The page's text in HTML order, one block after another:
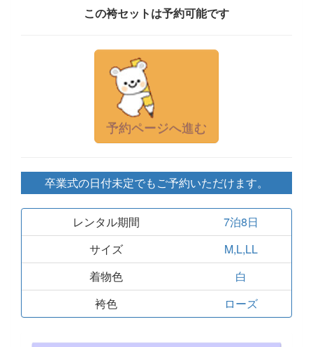
この袴セットは予約可能です
予約ページへ進む
卒業式の日付未定でもご予約いただけます。
レンタル期間
7泊8日
サイズ
M,L,LL
着物色
白
袴色
ローズ